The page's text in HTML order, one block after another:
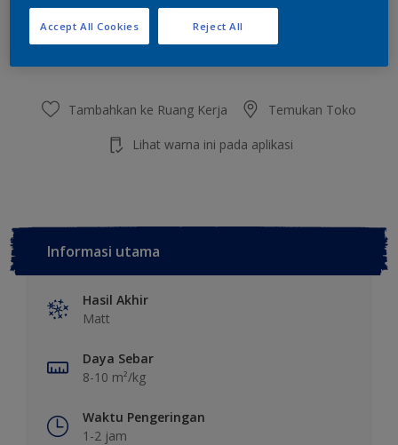
Jumlah Kalkulator cat
Hitung
Tambahkan ke Ruang Kerja Temukan Toko
Lihat warna ini pada aplikasi
Informasi utama
Hasil Akhir
Matt
Daya Sebar
8-10 m²/kg
Waktu Pengeringan
1-2 jam
Reject All
Accept All Cookies